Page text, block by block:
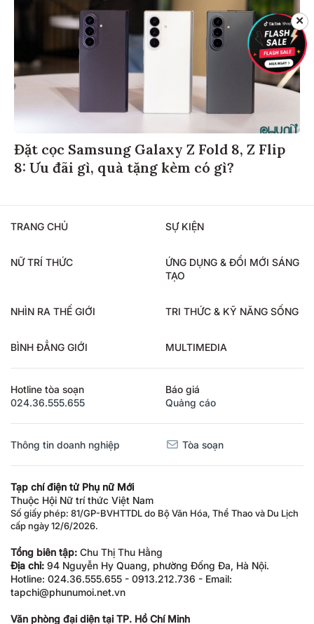
Đặt cọc Samsung Galaxy Z Fold 8, Z Flip
8: Ưu đãi gì, quà tặng kèm có gì?
TRANG CHỦ SỰ KIỆN
NỮ TRÍ THỨC
ỨNG DỤNG & ĐỔI MỚI SÁNG
TẠO
NHÌN RA THẾ GIỚI TRI THỨC & KỸ NĂNG SỐNG
BÌNH ĐẲNG GIỚI MULTIMEDIA
Hotline tòa soạn
024.36.555.655
Báo giá
Quảng cáo
Thông tin doanh nghiệp Tòa soạn
Tạp chí điện tử Phụ nữ Mới
Thuộc Hội Nữ trí thức Việt Nam
Số giấy phép: 81/GP-BVHTTDL do Bộ Văn Hóa, Thể Thao và Du Lịch
cấp ngày 12/6/2026.
Tổng biên tập: Chu Thị Thu Hằng
Địa chỉ: 94 Nguyễn Hy Quang, phường Đống Đa, Hà Nội.
Hotline: 024.36.555.655 - 0913.212.736 - Email:
tapchi@phunumoi.net.vn
Văn phòng đại diện tại TP. Hồ Chí Minh
✕